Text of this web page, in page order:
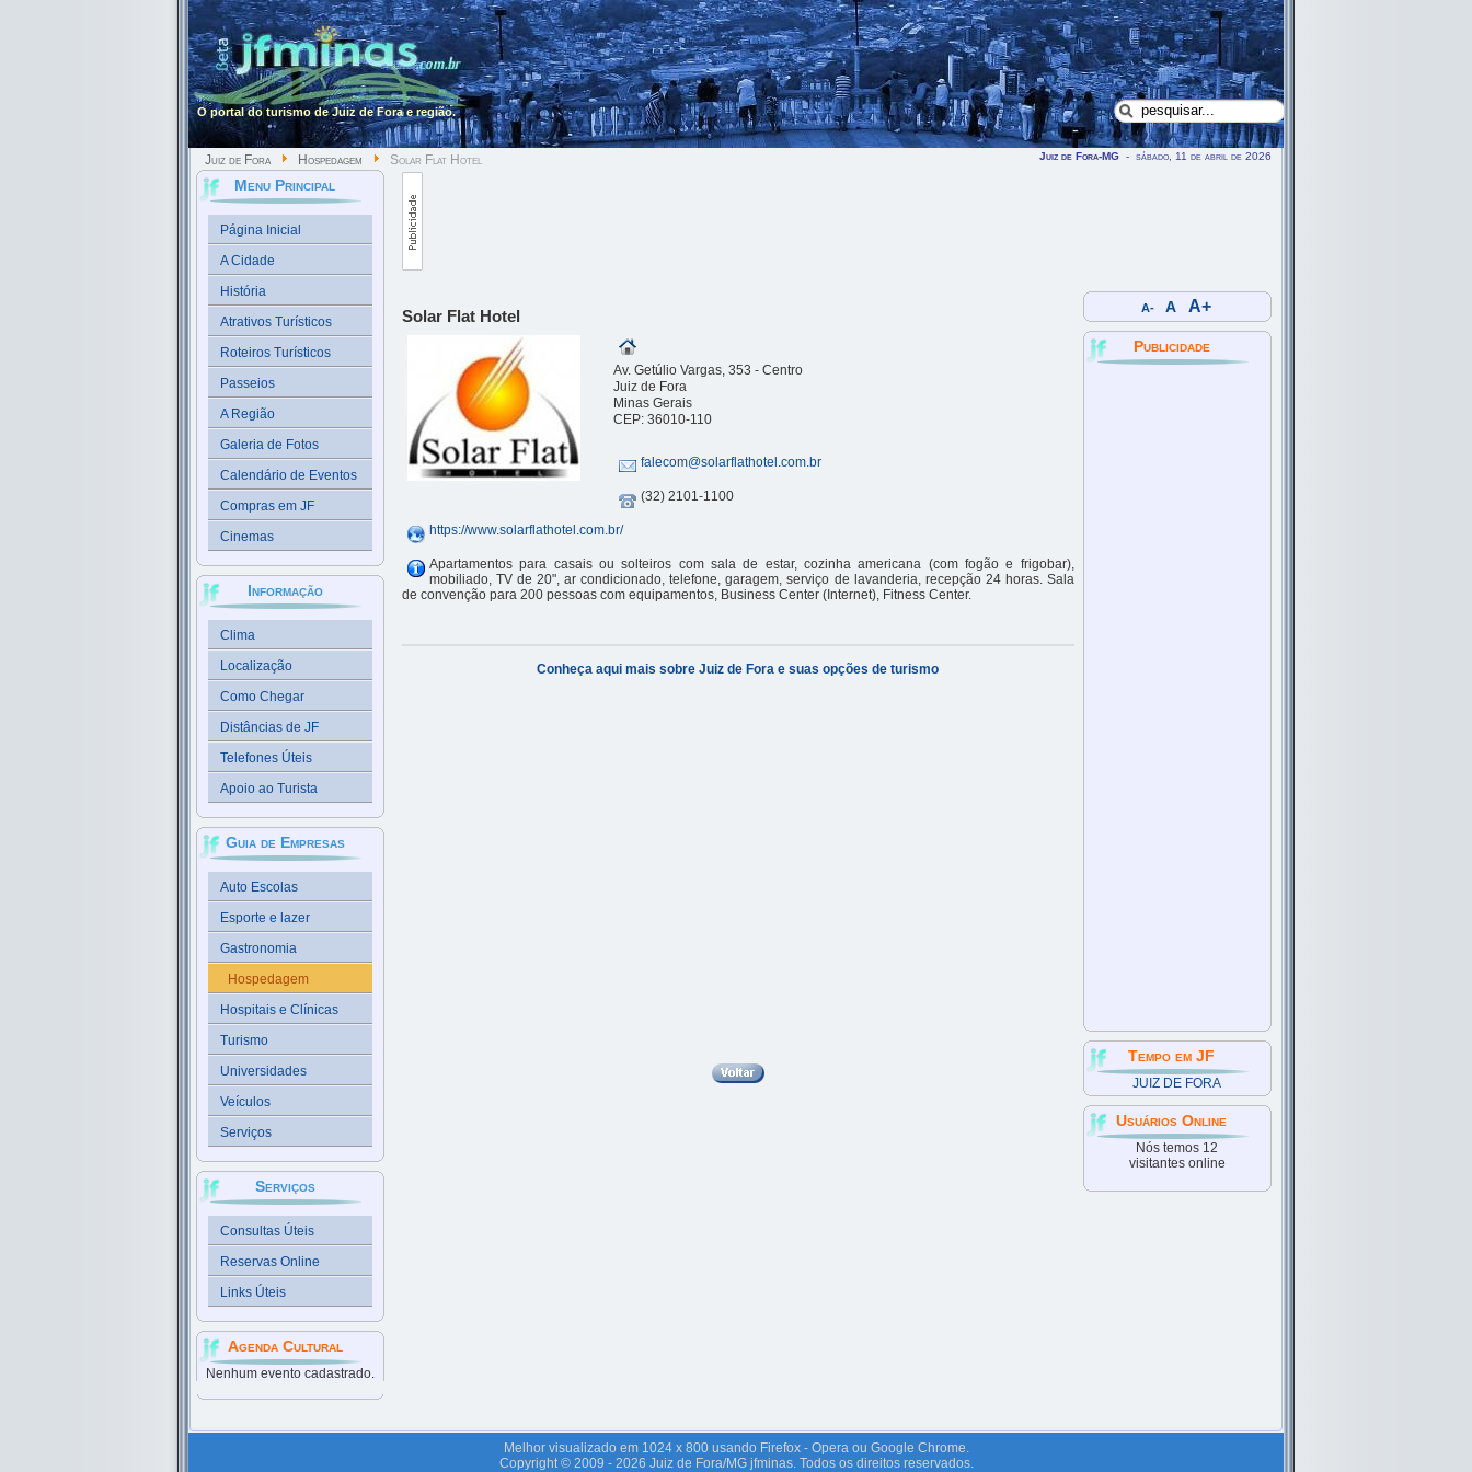
O portal do turismo de Juiz de Fora e região.
Juiz de Fora Hospedagem Solar Flat Hotel Juiz de Fora-MG - sábado, 11 de abril de 2026
Menu Principal
Página Inicial
A Cidade
História
Atrativos Turísticos
Roteiros Turísticos
Passeios
A Região
Galeria de Fotos
Calendário de Eventos
Compras em JF
Cinemas
Informação
Clima
Localização
Como Chegar
Distâncias de JF
Telefones Úteis
Apoio ao Turista
Guia de Empresas
Auto Escolas
Esporte e lazer
Gastronomia
Hospedagem
Hospitais e Clínicas
Turismo
Universidades
Veículos
Serviços
Serviços
Consultas Úteis
Reservas Online
Links Úteis
Agenda Cultural
Nenhum evento cadastrado.
Solar Flat Hotel
Av. Getúlio Vargas, 353 - Centro
Juiz de Fora
Minas Gerais
CEP: 36010-110
falecom@solarflathotel.com.br
(32) 2101-1100
https://www.solarflathotel.com.br/
Apartamentos para casais ou solteiros com sala de estar, cozinha americana (com fogão e frigobar),
mobiliado, TV de 20", ar condicionado, telefone, garagem, serviço de lavanderia, recepção 24 horas. Sala
de convenção para 200 pessoas com equipamentos, Business Center (Internet), Fitness Center.
Conheça aqui mais sobre Juiz de Fora e suas opções de turismo
A- A A+
Publicidade
Tempo em JF
JUIZ DE FORA
Usuários Online
Nós temos 12
visitantes online
Melhor visualizado em 1024 x 800 usando Firefox - Opera ou Google Chrome.
Copyright © 2009 - 2026 Juiz de Fora/MG jfminas. Todos os direitos reservados.